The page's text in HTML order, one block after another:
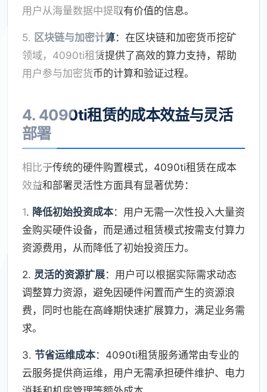
用户从海量数据中提取有价值的信息。
5. 区块链与加密计算：在区块链和加密货币挖矿
领域，4090ti租赁提供了高效的算力支持，帮助
用户参与加密货币的计算和验证过程。
4. 4090ti租赁的成本效益与灵活
部署
相比于传统的硬件购置模式，4090ti租赁在成本
效益和部署灵活性方面具有显著优势：
1. 降低初始投资成本：用户无需一次性投入大量资
金购买硬件设备，而是通过租赁模式按需支付算力
资源费用，从而降低了初始投资压力。
2. 灵活的资源扩展：用户可以根据实际需求动态
调整算力资源，避免因硬件闲置而产生的资源浪
费，同时也能在高峰期快速扩展算力，满足业务需
求。
3. 节省运维成本：4090ti租赁服务通常由专业的
云服务提供商运维，用户无需承担硬件维护、电力